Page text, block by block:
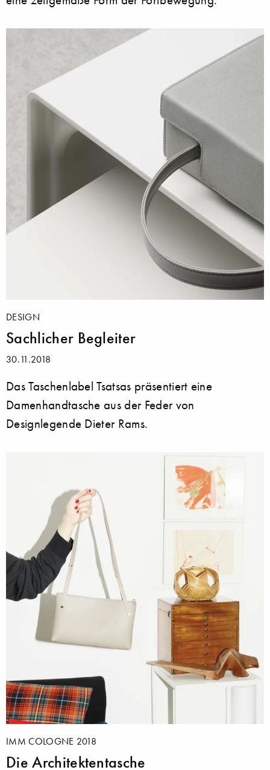
DESIGN
Sachlicher Begleiter
30.11.2018
Das Taschenlabel Tsatsas präsentiert eine
Damenhandtasche aus der Feder von
Designlegende Dieter Rams.
IMM COLOGNE 2018
Die Architektentasche